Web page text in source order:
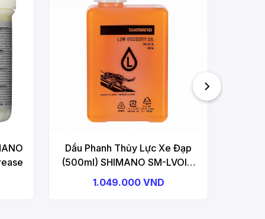
Dầu Phanh Thủy Lực Xe Đạp
(500ml) SHIMANO SM-LVOIL,
(Low Viscosity Oil), Disc Brake
1.049.000 VND